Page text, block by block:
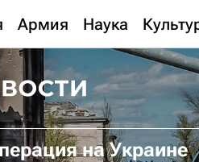
Армия Наука
на Украине